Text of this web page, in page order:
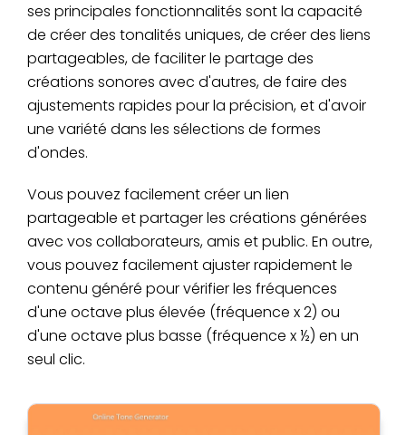
ses principales fonctionnalités sont la capacité
de créer des tonalités uniques, de créer des liens
partageables, de faciliter le partage des
créations sonores avec d'autres, de faire des
ajustements rapides pour la précision, et d'avoir
une variété dans les sélections de formes
d'ondes.
Vous pouvez facilement créer un lien
partageable et partager les créations générées
avec vos collaborateurs, amis et public. En outre,
vous pouvez facilement ajuster rapidement le
contenu généré pour vérifier les fréquences
d'une octave plus élevée (fréquence x 2) ou
d'une octave plus basse (fréquence x ½) en un
seul clic.